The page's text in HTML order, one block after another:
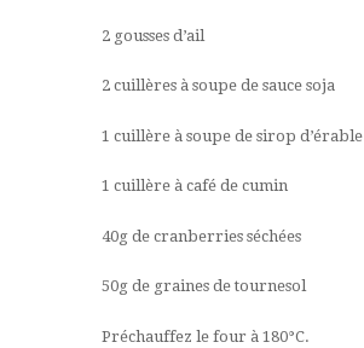
2 gousses d’ail
2 cuillères à soupe de sauce soja
1 cuillère à soupe de sirop d’érable
1 cuillère à café de cumin
40g de cranberries séchées
50g de graines de tournesol
Préchauffez le four à 180°C.